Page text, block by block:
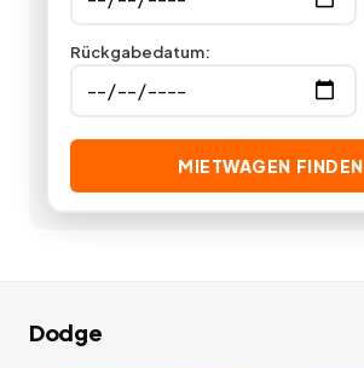
Rückgabedatum:
MIETWAGEN FINDEN
Dodge